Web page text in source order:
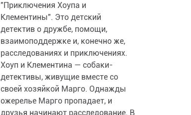
"Приключения Хоупа и
Клементины". Это детский
детектив о дружбе, помощи,
взаимоподдержке и, конечно же,
расследованиях и приключениях.
Хоуп и Клементина — собаки-
детективы, живущие вместе со
своей хозяйкой Марго. Однажды
ожерелье Марго пропадает, и
друзья начинают расследование. В